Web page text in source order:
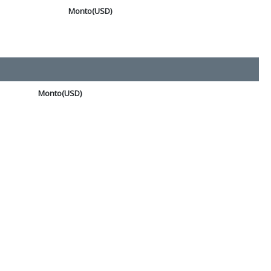
Monto(USD)
Monto(USD)